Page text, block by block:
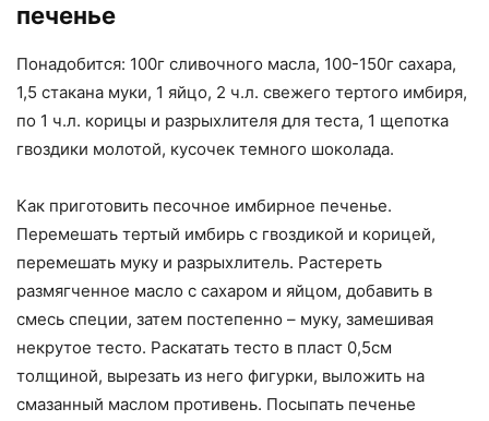
печенье
Понадобится: 100г сливочного масла, 100-150г сахара,
1,5 стакана муки, 1 яйцо, 2 ч.л. свежего тертого имбиря,
по 1 ч.л. корицы и разрыхлителя для теста, 1 щепотка
гвоздики молотой, кусочек темного шоколада.
Как приготовить песочное имбирное печенье.
Перемешать тертый имбирь с гвоздикой и корицей,
перемешать муку и разрыхлитель. Растереть
размягченное масло с сахаром и яйцом, добавить в
смесь специи, затем постепенно – муку, замешивая
некрутое тесто. Раскатать тесто в пласт 0,5см
толщиной, вырезать из него фигурки, выложить на
смазанный маслом противень. Посыпать печенье